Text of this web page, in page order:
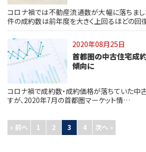
コロナ禍では不動産流通数が大幅に落ちまし
件の成約数は前年度を大きく上回るほどの
2020年08月25日
首都圏の中古住宅成
傾向に
コロナ禍で成約数・成約価格が落ちていた中
すが、2020年7月の首都圏マーケット情…
« 前へ 1 2 3 4 次へ »